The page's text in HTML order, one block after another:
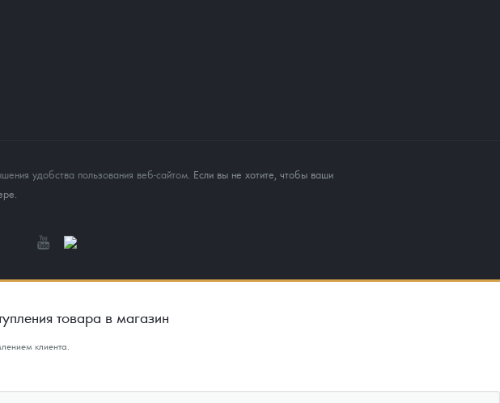
удобства пользования веб-сайтом . Если вы не хотите, чтобы ваши
товара в магазин
клиента.